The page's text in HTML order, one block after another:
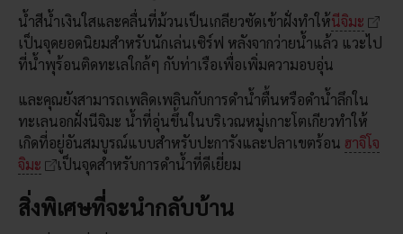
น้ำสีน้ำเงินใสและคลื่นที่ม้วนเป็นเกลียวซัดเข้าฝั่งทำให้นีจิมะ
เป็นจุดยอดนิยมสำหรับนักเล่นเซิร์ฟ หลังจากว่ายน้ำแล้ว แวะไป
ที่น้ำพุร้อนติดทะเลใกล้ๆ กับท่าเรือเพื่อเพิ่มความอบอุ่น
และคุณยังสามารถเพลิดเพลินกับการดำน้ำตื้นหรือดำน้ำลึกใน
ทะเลนอกฝั่งนีจิมะ น้ำที่อุ่นขึ้นในบริเวณหมู่เกาะโตเกียวทำให้
เกิดที่อยู่อันสมบูรณ์แบบสำหรับปะการังและปลาเขตร้อน ฮาจิโจ
จิมะ
เป็นจุดสำหรับการดำน้ำที่ดีเยี่ยม
สิ่งพิเศษที่จะนำกลับบ้าน